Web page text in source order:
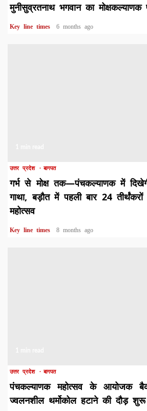
मुनीसुव्रतनाथ भगवान का मोक्षकल्याणक
Key line times 6 months ago
उत्तर प्रदेश बागपत
गर्भ से मोक्ष तक—पंचकल्याणक में
गाथा, बड़ौत में पहली बार 24
महोत्सव
Key line times 8 months ago
उत्तर प्रदेश बागपत
पंचकल्याणक महोत्सव के आयोजक
ज्वलनशील थर्मोकोल हटाने की दौड़ शुरू